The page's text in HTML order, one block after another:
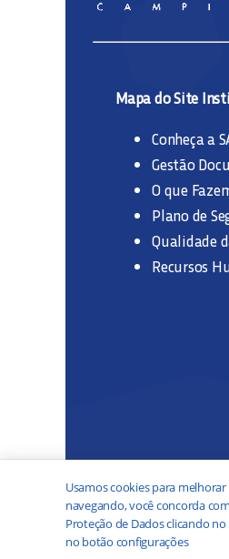
Mapa do Site
Conheça a
Gestão
O que
Plano de
Qualidade
Recursos
Usamos cookies para
navegando, você concorda
Proteção de Dados clicando
no botão configurações